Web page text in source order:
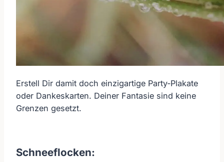
Erstell Dir damit doch einzigartige Party-Plakate
oder Dankeskarten. Deiner Fantasie sind keine
Grenzen gesetzt.
Schneeflocken: